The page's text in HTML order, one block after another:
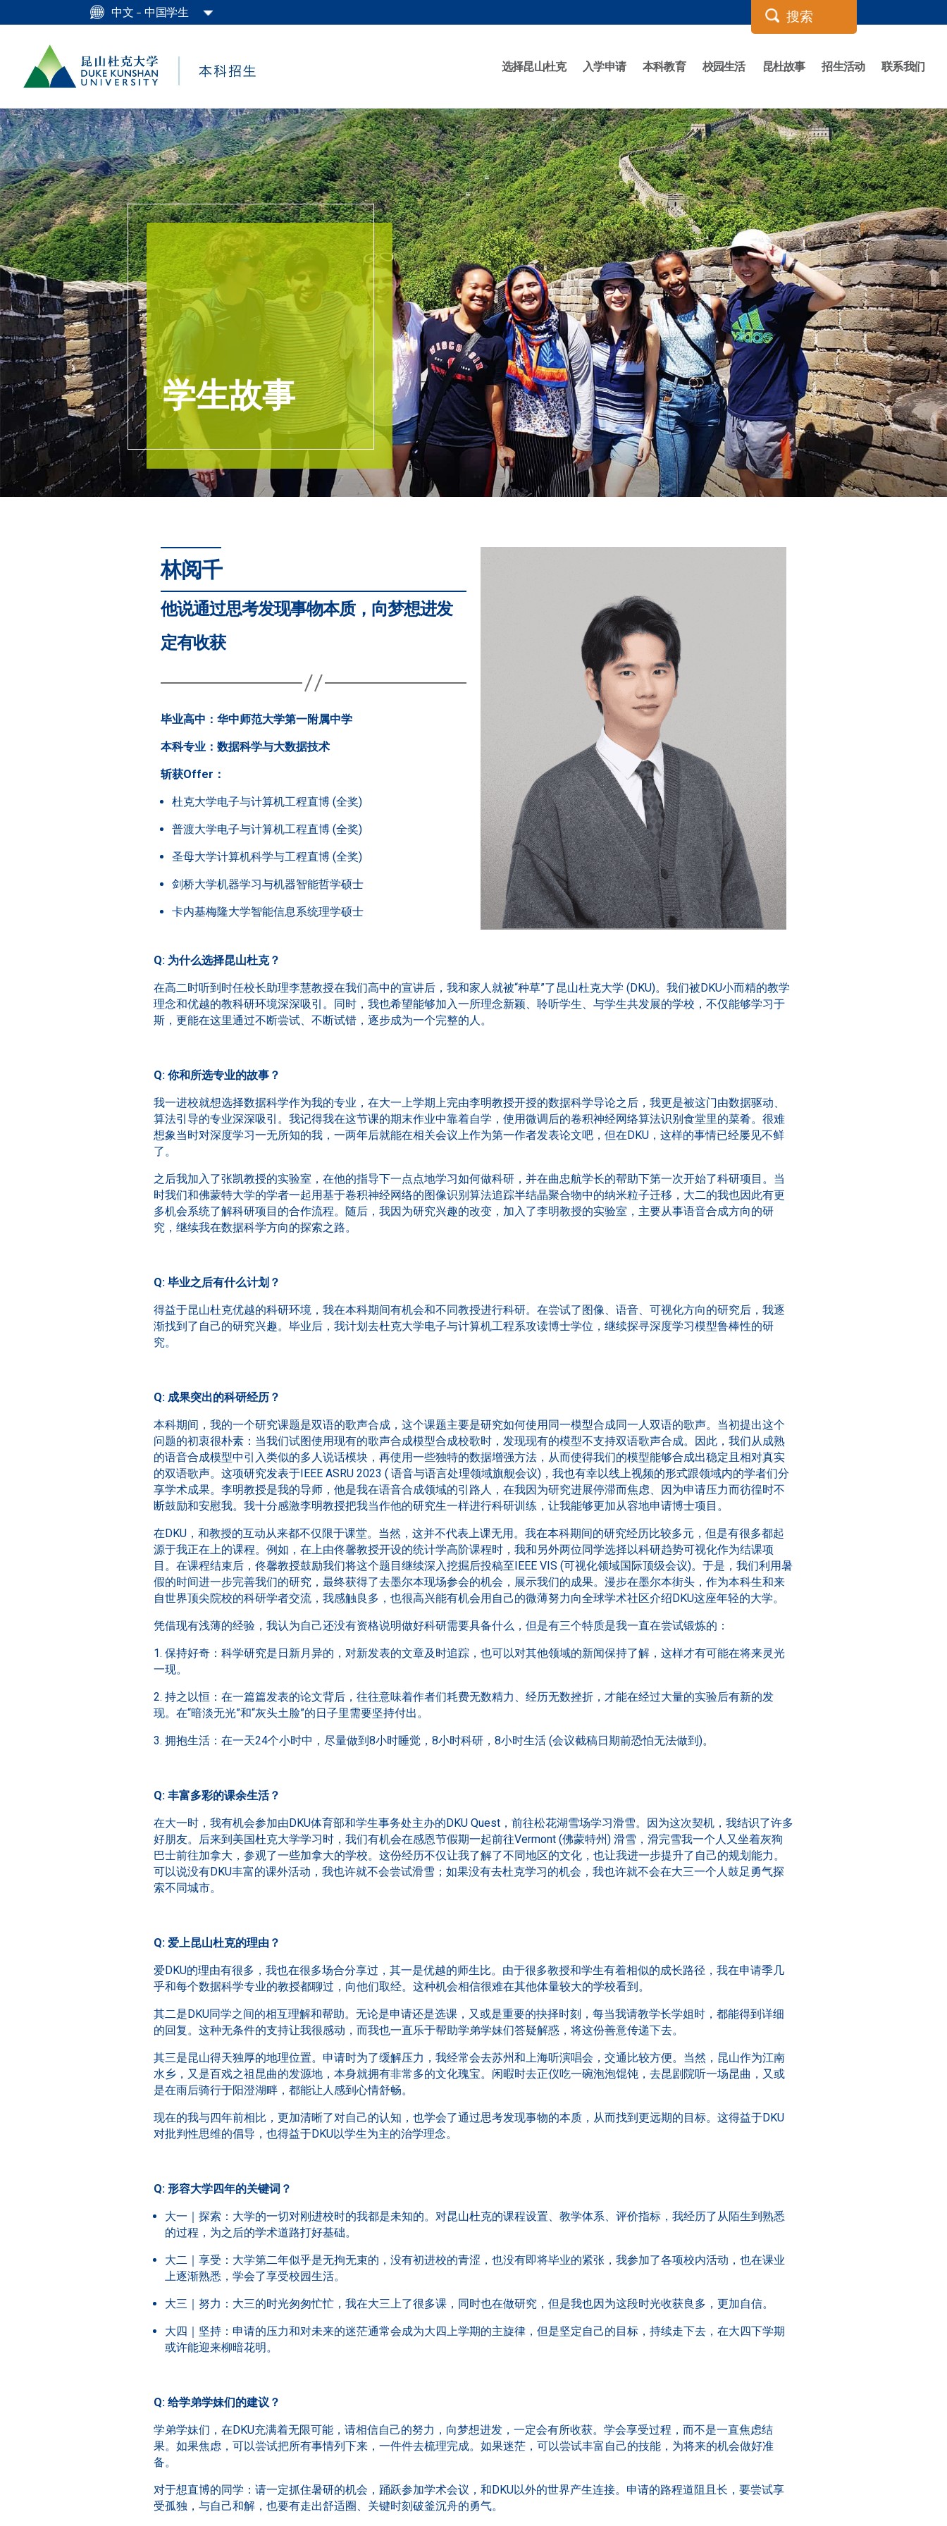
中文 – 中国学生
选择昆山杜克 入学申请 本科教育 校园生活 昆杜故事 招生活动 联系我们
学生故事
林阅千
他说通过思考发现事物本质，向梦想进发
定有收获
毕业高中：华中师范大学第一附属中学
本科专业：数据科学与大数据技术
斩获Offer ：
杜克大学电子与计算机工程直博 (全奖)
普渡大学电子与计算机工程直博 (全奖)
圣母大学计算机科学与工程直博 (全奖)
剑桥大学机器学习与机器智能哲学硕士
卡内基梅隆大学智能信息系统理学硕士
Q: 为什么选择昆山杜克？
在高二时听到时任校长助理李慧教授在我们高中的宣讲后，我和家人就被“种草”了昆山杜克大学 (DKU)。我们被DKU小而精的教学
理念和优越的教科研环境深深吸引。同时，我也希望能够加入一所理念新颖、聆听学生、与学生共发展的学校，不仅能够学习于
斯，更能在这里通过不断尝试、不断试错，逐步成为一个完整的人。
Q: 你和所选专业的故事？
我一进校就想选择数据科学作为我的专业，在大一上学期上完由李明教授开授的数据科学导论之后，我更是被这门由数据驱动、
算法引导的专业深深吸引。我记得我在这节课的期末作业中靠着自学，使用微调后的卷积神经网络算法识别食堂里的菜肴。很难
想象当时对深度学习一无所知的我，一两年后就能在相关会议上作为第一作者发表论文吧，但在DKU，这样的事情已经屡见不鲜
了。
之后我加入了张凯教授的实验室，在他的指导下一点点地学习如何做科研，并在曲忠航学长的帮助下第一次开始了科研项目。当
时我们和佛蒙特大学的学者一起用基于卷积神经网络的图像识别算法追踪半结晶聚合物中的纳米粒子迁移，大二的我也因此有更
多机会系统了解科研项目的合作流程。随后，我因为研究兴趣的改变，加入了李明教授的实验室，主要从事语音合成方向的研
究，继续我在数据科学方向的探索之路。
Q: 毕业之后有什么计划？
得益于昆山杜克优越的科研环境，我在本科期间有机会和不同教授进行科研。在尝试了图像、语音、可视化方向的研究后，我逐
渐找到了自己的研究兴趣。毕业后，我计划去杜克大学电子与计算机工程系攻读博士学位，继续探寻深度学习模型鲁棒性的研
究。
Q: 成果突出的科研经历？
本科期间，我的一个研究课题是双语的歌声合成，这个课题主要是研究如何使用同一模型合成同一人双语的歌声。当初提出这个
问题的初衷很朴素：当我们试图使用现有的歌声合成模型合成校歌时，发现现有的模型不支持双语歌声合成。因此，我们从成熟
的语音合成模型中引入类似的多人说话模块，再使用一些独特的数据增强方法，从而使得我们的模型能够合成出稳定且相对真实
的双语歌声。这项研究发表于IEEE ASRU 2023 ( 语音与语言处理领域旗舰会议)，我也有幸以线上视频的形式跟领域内的学者们分
享学术成果。李明教授是我的导师，他是我在语音合成领域的引路人，在我因为研究进展停滞而焦虑、因为申请压力而彷徨时不
断鼓励和安慰我。我十分感激李明教授把我当作他的研究生一样进行科研训练，让我能够更加从容地申请博士项目。
在DKU，和教授的互动从来都不仅限于课堂。当然，这并不代表上课无用。我在本科期间的研究经历比较多元，但是有很多都起
源于我正在上的课程。例如，在上由佟馨教授开设的统计学高阶课程时，我和另外两位同学选择以科研趋势可视化作为结课项
目。在课程结束后，佟馨教授鼓励我们将这个题目继续深入挖掘后投稿至IEEE VIS (可视化领域国际顶级会议)。于是，我们利用暑
假的时间进一步完善我们的研究，最终获得了去墨尔本现场参会的机会，展示我们的成果。漫步在墨尔本街头，作为本科生和来
自世界顶尖院校的科研学者交流，我感触良多，也很高兴能有机会用自己的微薄努力向全球学术社区介绍DKU这座年轻的大学。
凭借现有浅薄的经验，我认为自己还没有资格说明做好科研需要具备什么，但是有三个特质是我一直在尝试锻炼的：
1. 保持好奇：科学研究是日新月异的，对新发表的文章及时追踪，也可以对其他领域的新闻保持了解，这样才有可能在将来灵光
一现。
2. 持之以恒：在一篇篇发表的论文背后，往往意味着作者们耗费无数精力、经历无数挫折，才能在经过大量的实验后有新的发
现。在“暗淡无光”和“灰头土脸”的日子里需要坚持付出。
3. 拥抱生活：在一天24个小时中，尽量做到8小时睡觉，8小时科研，8小时生活 (会议截稿日期前恐怕无法做到)。
Q: 丰富多彩的课余生活？
在大一时，我有机会参加由DKU体育部和学生事务处主办的DKU Quest，前往松花湖雪场学习滑雪。因为这次契机，我结识了许多
好朋友。后来到美国杜克大学学习时，我们有机会在感恩节假期一起前往Vermont (佛蒙特州) 滑雪，滑完雪我一个人又坐着灰狗
巴士前往加拿大，参观了一些加拿大的学校。这份经历不仅让我了解了不同地区的文化，也让我进一步提升了自己的规划能力。
可以说没有DKU丰富的课外活动，我也许就不会尝试滑雪；如果没有去杜克学习的机会，我也许就不会在大三一个人鼓足勇气探
索不同城市。
Q: 爱上昆山杜克的理由？
爱DKU的理由有很多，我也在很多场合分享过，其一是优越的师生比。由于很多教授和学生有着相似的成长路径，我在申请季几
乎和每个数据科学专业的教授都聊过，向他们取经。这种机会相信很难在其他体量较大的学校看到。
其二是DKU同学之间的相互理解和帮助。无论是申请还是选课，又或是重要的抉择时刻，每当我请教学长学姐时，都能得到详细
的回复。这种无条件的支持让我很感动，而我也一直乐于帮助学弟学妹们答疑解惑，将这份善意传递下去。
其三是昆山得天独厚的地理位置。申请时为了缓解压力，我经常会去苏州和上海听演唱会，交通比较方便。当然，昆山作为江南
水乡，又是百戏之祖昆曲的发源地，本身就拥有非常多的文化瑰宝。闲暇时去正仪吃一碗泡泡馄饨，去昆剧院听一场昆曲，又或
是在雨后骑行于阳澄湖畔，都能让人感到心情舒畅。
现在的我与四年前相比，更加清晰了对自己的认知，也学会了通过思考发现事物的本质，从而找到更远期的目标。这得益于DKU
对批判性思维的倡导，也得益于DKU以学生为主的治学理念。
Q: 形容大学四年的关键词？
大一｜探索：大学的一切对刚进校时的我都是未知的。对昆山杜克的课程设置、教学体系、评价指标，我经历了从陌生到熟悉
的过程，为之后的学术道路打好基础。
大二｜享受：大学第二年似乎是无拘无束的，没有初进校的青涩，也没有即将毕业的紧张，我参加了各项校内活动，也在课业
上逐渐熟悉，学会了享受校园生活。
大三｜努力：大三的时光匆匆忙忙，我在大三上了很多课，同时也在做研究，但是我也因为这段时光收获良多，更加自信。
大四｜坚持：申请的压力和对未来的迷茫通常会成为大四上学期的主旋律，但是坚定自己的目标，持续走下去，在大四下学期
或许能迎来柳暗花明。
Q: 给学弟学妹们的建议？
学弟学妹们，在DKU充满着无限可能，请相信自己的努力，向梦想进发，一定会有所收获。学会享受过程，而不是一直焦虑结
果。如果焦虑，可以尝试把所有事情列下来，一件件去梳理完成。如果迷茫，可以尝试丰富自己的技能，为将来的机会做好准
备。
对于想直博的同学：请一定抓住暑研的机会，踊跃参加学术会议，和DKU以外的世界产生连接。申请的路程道阻且长，要尝试享
受孤独，与自己和解，也要有走出舒适圈、关键时刻破釜沉舟的勇气。